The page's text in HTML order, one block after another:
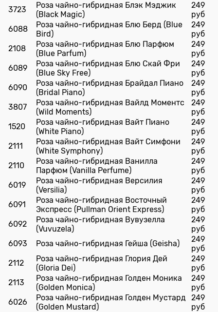
3723
Роза чайно-гибридная Блэк Мэджик
(Black Magic)
249
руб
6088
Роза чайно-гибридная Блю Берд (Blue
Bird)
249
руб
2108
Роза чайно-гибридная Блю Парфюм
(Blue Parfum)
249
руб
6089
Роза чайно-гибридная Блю Скай Фри
(Blue Sky Free)
249
руб
6090
Роза чайно-гибридная Брайдал Пиано
(Bridal Piano)
249
руб
3807
Роза чайно-гибридная Вайлд Моментс
(Wild Moments)
249
руб
1520
Роза чайно-гибридная Вайт Пиано
(White Piano)
249
руб
2111
Роза чайно-гибридная Вайт Симфони
(White Symphony)
249
руб
2110
Роза чайно-гибридная Ванилла
Парфюм (Vanilla Perfume)
249
руб
6019
Роза чайно-гибридная Версилия
(Versilia)
249
руб
6091
Роза чайно-гибридная Восточный
Экспресс (Pullman Orient Express)
249
руб
6092
Роза чайно-гибридная Вувузелла
(Vuvuzela)
249
руб
6093
Роза чайно-гибридная Гейша (Geisha)
249
руб
2112
Роза чайно-гибридная Глория Дей
(Gloria Dei)
249
руб
2113
Роза чайно-гибридная Голден Моника
(Golden Monica)
249
руб
6026
Роза чайно-гибридная Голден Мустард
(Golden Mustard)
249
руб